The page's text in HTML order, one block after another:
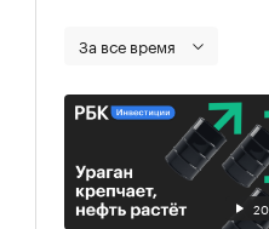
За все время